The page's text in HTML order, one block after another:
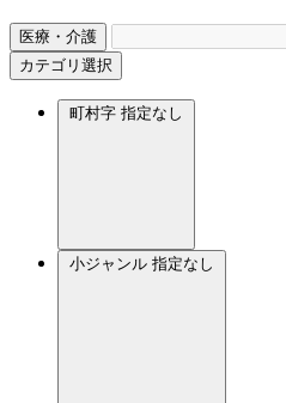
医療・介護
カテゴリ選択
町村字 指定なし
小ジャンル 指定なし